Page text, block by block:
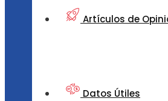
Artículos de
Datos Útiles